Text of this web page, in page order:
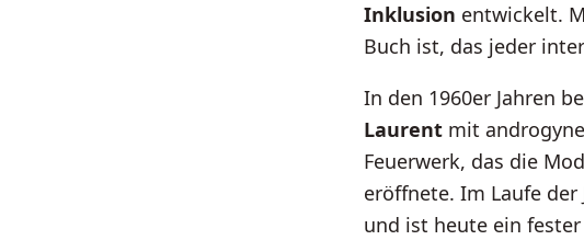
Inklusion entwickelt.
Buch ist, das jeder
In den 1960er Jahren
Laurent mit
Feuerwerk, das die
eröffnete. Im Laufe
und ist heute ein